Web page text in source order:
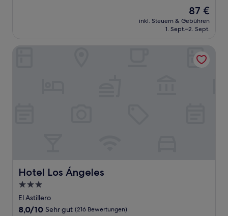
Bewertungen)
Der
Preis
beträgt
87 €
inkl. Steuern & Gebühren
1. Sept.–2. Sept.
Hotel Los Ángeles
Hotel Los Ángeles
3.0-
Sterne-
Unterkunft
El Astillero
8.0
8,0/10 Sehr gut (216 Bewertungen)